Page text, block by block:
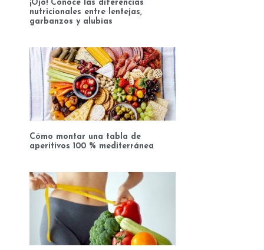
¡Ojo! Conoce las diferencias
nutricionales entre lentejas,
garbanzos y alubias
Cómo montar una tabla de
aperitivos 100 % mediterránea